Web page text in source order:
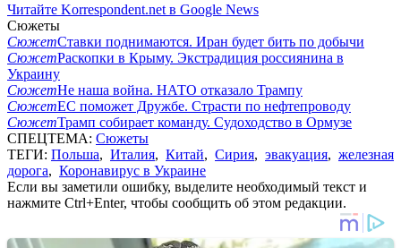
Читайте Korrespondent.net в Google News
Сюжеты
СюжетСтавки поднимаются. Иран будет бить по добычи
СюжетРаскопки в Крыму. Экстрадиция россиянина в
Украину
СюжетНе наша война. НАТО отказало Трампу
СюжетЕС поможет Дружбе. Страсти по нефтепроводу
СюжетТрамп собирает команду. Судоходство в Ормузе
СПЕЦТЕМА: Сюжеты
ТЕГИ: Польша, Италия, Китай, Сирия, эвакуация, железная
дорога, Коронавирус в Украине
Если вы заметили ошибку, выделите необходимый текст и
нажмите Ctrl+Enter, чтобы сообщить об этом редакции.